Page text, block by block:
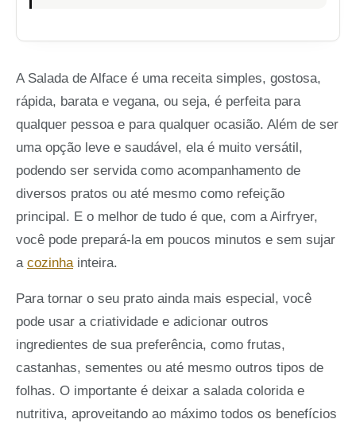
A Salada de Alface é uma receita simples, gostosa,
rápida, barata e vegana, ou seja, é perfeita para
qualquer pessoa e para qualquer ocasião. Além de ser
uma opção leve e saudável, ela é muito versátil,
podendo ser servida como acompanhamento de
diversos pratos ou até mesmo como refeição
principal. E o melhor de tudo é que, com a Airfryer,
você pode prepará-la em poucos minutos e sem sujar
a cozinhainteira.
Para tornar o seu prato ainda mais especial, você
pode usar a criatividade e adicionar outros
ingredientes de sua preferência, como frutas,
castanhas, sementes ou até mesmo outros tipos de
folhas. O importante é deixar a salada colorida e
nutritiva, aproveitando ao máximo todos os benefícios